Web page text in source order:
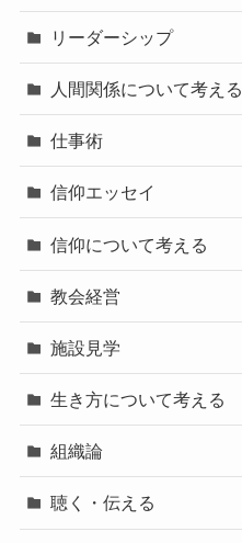
リーダーシップ
人間関係について考える
仕事術
信仰エッセイ
信仰について考える
教会経営
施設見学
生き方について考える
組織論
聴く・伝える